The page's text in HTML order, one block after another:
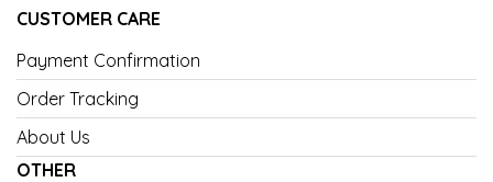
CUSTOMER CARE
Payment Confirmation
Order Tracking
About Us
OTHER